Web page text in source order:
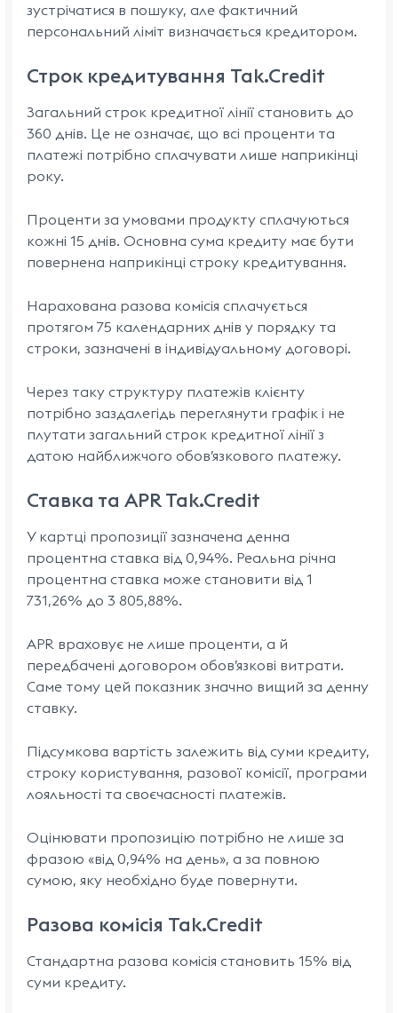
зустрічатися в пошуку, але фактичний
персональний ліміт визначається кредитором.
Строк кредитування Tak.Credit
Загальний строк кредитної лінії становить до
360 днів. Це не означає, що всі проценти та
платежі потрібно сплачувати лише наприкінці
року.
Проценти за умовами продукту сплачуються
кожні 15 днів. Основна сума кредиту має бути
повернена наприкінці строку кредитування.
Нарахована разова комісія сплачується
протягом 75 календарних днів у порядку та
строки, зазначені в індивідуальному договорі.
Через таку структуру платежів клієнту
потрібно заздалегідь переглянути графік і не
плутати загальний строк кредитної лінії з
датою найближчого обов’язкового платежу.
Ставка та APR Tak.Credit
У картці пропозиції зазначена денна
процентна ставка від 0,94%. Реальна річна
процентна ставка може становити від 1
731,26% до 3 805,88%.
APR враховує не лише проценти, а й
передбачені договором обов’язкові витрати.
Саме тому цей показник значно вищий за денну
ставку.
Підсумкова вартість залежить від суми кредиту,
строку користування, разової комісії, програми
лояльності та своєчасності платежів.
Оцінювати пропозицію потрібно не лише за
фразою «від 0,94% на день», а за повною
сумою, яку необхідно буде повернути.
Разова комісія Tak.Credit
Стандартна разова комісія становить 15% від
суми кредиту.